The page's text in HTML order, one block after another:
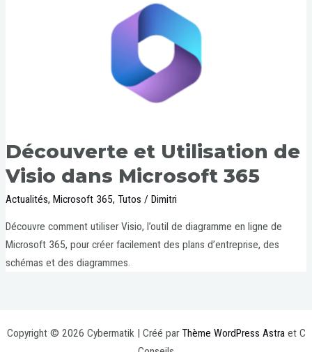
Découverte et Utilisation de
Visio dans Microsoft 365
Actualités,Microsoft 365,Tutos /Dimitri
Découvre comment utiliser Visio, l’outil de diagramme en ligne de
Microsoft 365, pour créer facilement des plans d’entreprise, des
schémas et des diagrammes.
Copyright © 2026 Cybermatik | Créé par Thème WordPress Astraet C